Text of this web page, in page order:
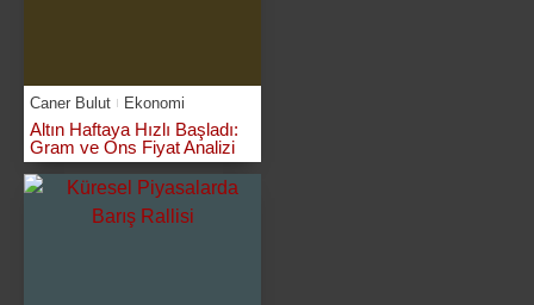
Caner Bulut Ekonomi
Altın Haftaya Hızlı Başladı:
Gram ve Ons Fiyat Analizi